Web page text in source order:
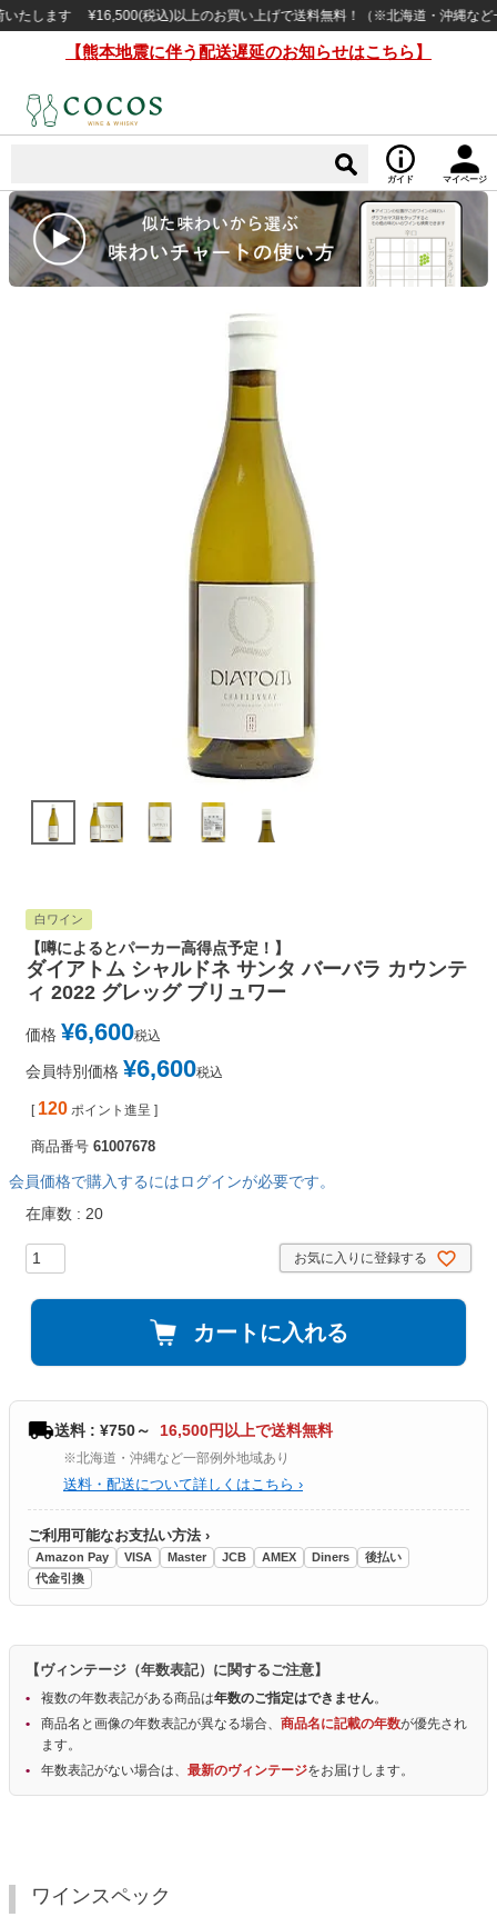
す ¥16,500(税込)以上のお買い上げで送料無料！（※北海道・沖縄など一部例
【熊本地震に伴う配送遅延のお知らせはこちら】
ガイド マイページ
白ワイン
【噂によるとパーカー高得点予定！】
ダイアトム シャルドネ サンタ バーバラ カウンテ
ィ 2022 グレッグ ブリュワー
価格 ¥6,600税込
会員特別価格 ¥6,600税込
[ 120 ポイント進呈 ]
商品番号 61007678
会員価格で購入するにはログインが必要です。
在庫数
20
お気に入りに登録する
カートに入れる
送料 : ¥750～ 16,500円以上で送料無料
※北海道・沖縄など一部例外地域あり
送料・配送について詳しくはこちら ›
ご利用可能なお支払い方法 ›
Amazon Pay VISA Master JCB AMEX Diners
後払い
代金引換
【ヴィンテージ（年数表記）に関するご注意】
複数の年数表記がある商品は年数のご指定はできません。
商品名と画像の年数表記が異なる場合、 商品名に記載の年数が優先され
ます。
年数表記がない場合は、 最新のヴィンテージをお届けします。
ワインスペック